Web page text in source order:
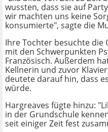
wussten, dass sie auf
wir machten uns keine
konsumierte", sagte die
Ihre Tochter besuchte die
mit den Schwerpunkten
Französisch. Außerdem
Kellnerin und zuvor
deutete darauf hin, dass
würde.
Hargreaves fügte hinzu:
in der Grundschule
seit einiger Zeit fest